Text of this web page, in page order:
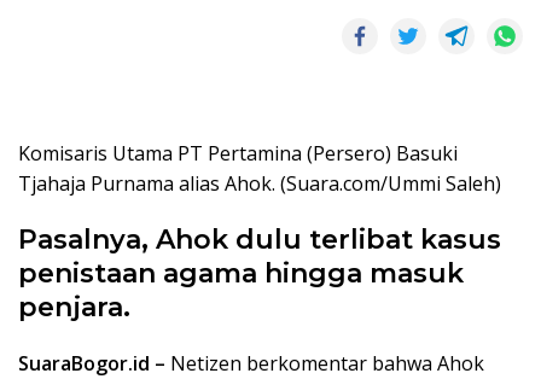
Komisaris Utama PT Pertamina (Persero) Basuki
Tjahaja Purnama alias Ahok. (Suara.com/Ummi Saleh)
Pasalnya, Ahok dulu terlibat kasus
penistaan ​​agama hingga masuk
penjara.
SuaraBogor.id – Netizen berkomentar bahwa Ahok